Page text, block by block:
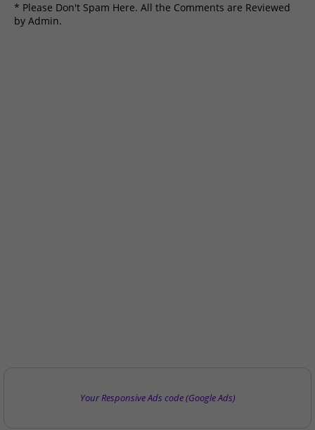
* Please Don't Spam Here. All the Comments are Reviewed
by Admin.
Your Responsive Ads code (Google Ads)